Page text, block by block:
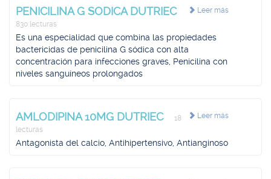
Leer más
PENICILINA G SODICA DUTRIEC
830 lecturas
Es una especialidad que combina las propiedades
bactericidas de penicilina G sódica con alta
concentración para infecciones graves, Penicilina con
niveles sanguíneos prolongados
Leer más
AMLODIPINA 10MG DUTRIEC
18
lecturas
Antagonista del calcio, Antihipertensivo, Antianginoso